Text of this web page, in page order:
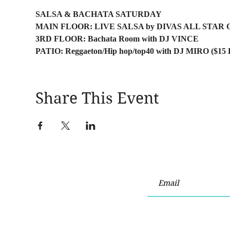
SALSA & BACHATA SATURDAY
MAIN FLOOR: LIVE SALSA by DIVAS ALL STAR
3RD FLOOR: Bachata Room with DJ VINCE
PATIO: Reggaeton/Hip hop/top40 with DJ MIRO ($15
Share This Event